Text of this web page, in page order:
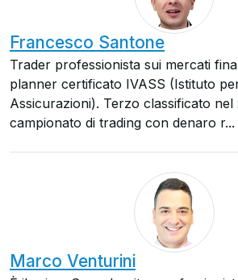
Francesco Santone
Trader professionista sui mercati
planner certificato IVASS (Istituto
Assicurazioni). Terzo classificato nel
campionato di trading con denaro r...
Marco Venturini